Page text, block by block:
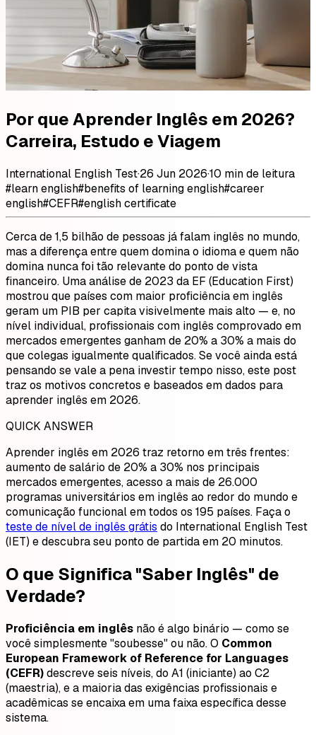
Por que Aprender Inglês em 2026?
Carreira, Estudo e Viagem
International English Test·26 Jun 2026·10 min de leitura
#learn english#benefits of learning english#career
english#CEFR#english certificate
Cerca de 1,5 bilhão de pessoas já falam inglês no mundo,
mas a diferença entre quem domina o idioma e quem não
domina nunca foi tão relevante do ponto de vista
financeiro. Uma análise de 2023 da EF (Education First)
mostrou que países com maior proficiência em inglês
geram um PIB per capita visivelmente mais alto — e, no
nível individual, profissionais com inglês comprovado em
mercados emergentes ganham de 20% a 30% a mais do
que colegas igualmente qualificados. Se você ainda está
pensando se vale a pena investir tempo nisso, este post
traz os motivos concretos e baseados em dados para
aprender inglês em 2026.
QUICK ANSWER
Aprender inglês em 2026 traz retorno em três frentes:
aumento de salário de 20% a 30% nos principais
mercados emergentes, acesso a mais de 26.000
programas universitários em inglês ao redor do mundo e
comunicação funcional em todos os 195 países. Faça o
teste de nível de inglês grátis do International English Test
(IET) e descubra seu ponto de partida em 20 minutos.
O que Significa "Saber Inglês" de
Verdade?
Proficiência em inglês não é algo binário — como se
você simplesmente "soubesse" ou não. O Common
European Framework of Reference for Languages
(CEFR)descreve seis níveis, do A1 (iniciante) ao C2
(maestria), e a maioria das exigências profissionais e
acadêmicas se encaixa em uma faixa específica desse
sistema.